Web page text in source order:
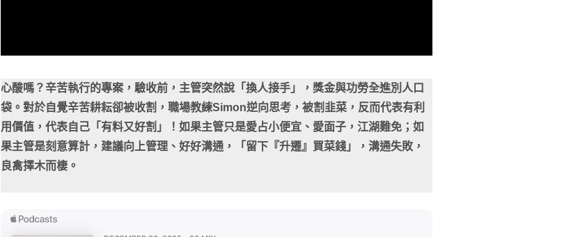
心酸嗎？辛苦執行的專案，驗收前，主管突然說「換人接手」，獎金與功勞全進別人口
袋。對於自覺辛苦耕耘卻被收割，職場教練Simon逆向思考，被割韭菜，反而代表有利
用價值，代表自己「有料又好割」！如果主管只是愛占小便宜、愛面子，江湖難免；如
果主管是刻意算計，建議向上管理、好好溝通，「留下『升遷』買菜錢」，溝通失敗，
良禽擇木而棲。